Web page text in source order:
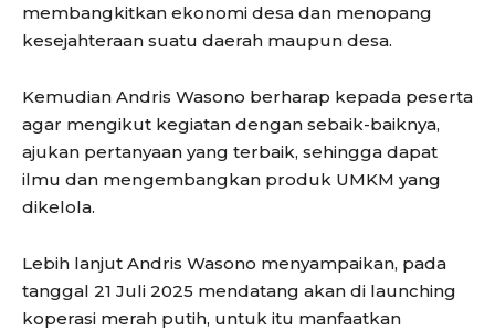
membangkitkan ekonomi desa dan menopang
kesejahteraan suatu daerah maupun desa.
Kemudian Andris Wasono berharap kepada peserta
agar mengikut kegiatan dengan sebaik-baiknya,
ajukan pertanyaan yang terbaik, sehingga dapat
ilmu dan mengembangkan produk UMKM yang
dikelola.
Lebih lanjut Andris Wasono menyampaikan, pada
tanggal 21 Juli 2025 mendatang akan di launching
koperasi merah putih, untuk itu manfaatkan